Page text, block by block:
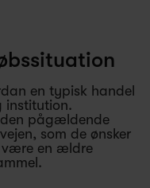
en typisk handel
institution.
pågældende
som de ønsker
være en ældre